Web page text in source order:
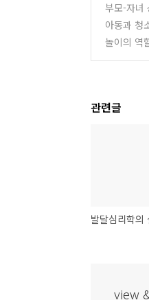
부모-자녀
아동과 청
놀이의 역
관련글
발달심리학의
view